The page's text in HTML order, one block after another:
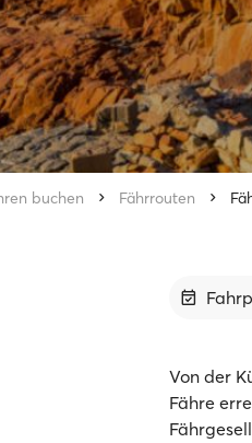
buchen Fährrouten
Von der
Fähre